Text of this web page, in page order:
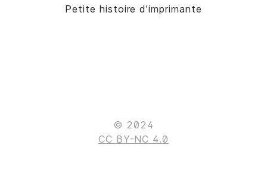
Petite histoire d’imprimante
© 2024
CC BY-NC 4.0